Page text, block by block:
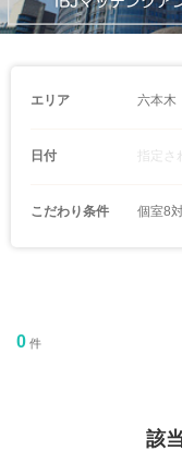
エリア 六本木
日付 指定さ
こだわり条件
0 件
該